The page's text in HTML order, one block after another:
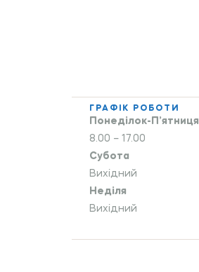
ГРАФІК РОБОТИ
Понеділок-П’ятниця
8.00 – 17.00
Субота
Вихідний
Неділя
Вихідний